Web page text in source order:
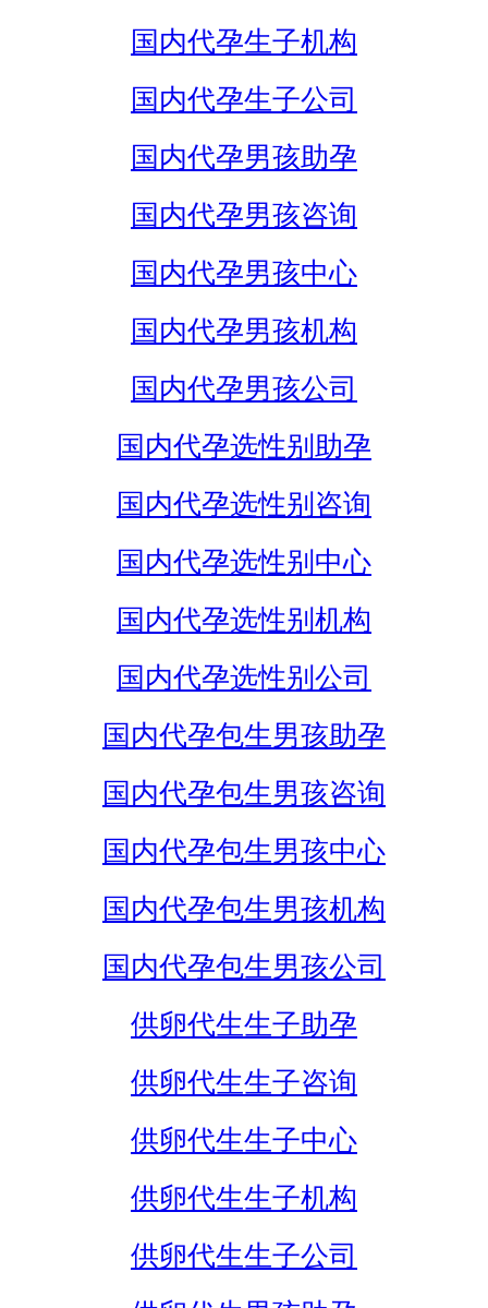
国内代孕生子机构
国内代孕生子公司
国内代孕男孩助孕
国内代孕男孩咨询
国内代孕男孩中心
国内代孕男孩机构
国内代孕男孩公司
国内代孕选性别助孕
国内代孕选性别咨询
国内代孕选性别中心
国内代孕选性别机构
国内代孕选性别公司
国内代孕包生男孩助孕
国内代孕包生男孩咨询
国内代孕包生男孩中心
国内代孕包生男孩机构
国内代孕包生男孩公司
供卵代生生子助孕
供卵代生生子咨询
供卵代生生子中心
供卵代生生子机构
供卵代生生子公司